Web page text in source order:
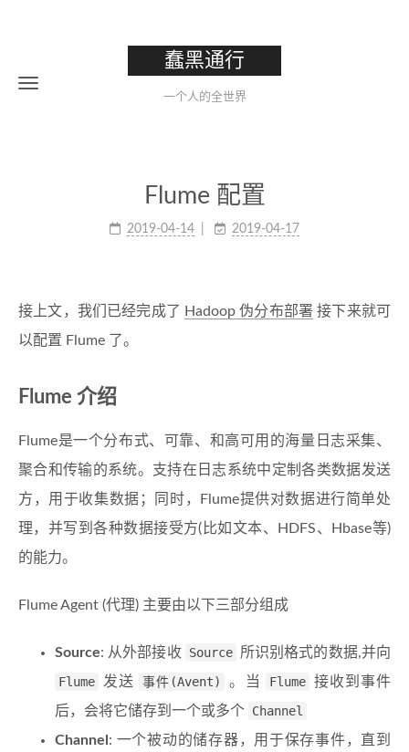
蠢黑通行
一个人的全世界
Flume 配置
2019-04-14 2019-04-17
接上文，我们已经完成了 Hadoop 伪分布部署 接下来就可
以配置 Flume 了。
Flume 介绍
Flume是一个分布式、可靠、和高可用的海量日志采集、
聚合和传输的系统。支持在日志系统中定制各类数据发送
方，用于收集数据；同时，Flume提供对数据进行简单处
理，并写到各种数据接受方(比如文本、HDFS、Hbase等)
的能力。
Flume Agent (代理) 主要由以下三部分组成
Source: 从外部接收 Source 所识别格式的数据,并向
Flume
发送 事件(Avent) 。当 Flume 接收到事件
后，会将它储存到一个或多个 Channel
Channel : 一个被动的储存器，用于保存事件，直到